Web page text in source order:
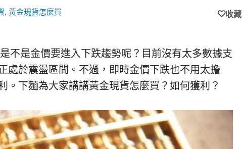
, 黃金現貨怎麼買 收藏
不是金價要進入下跌趨勢呢？目前沒有太多數據支
處於震盪區間。不過，即時金價下跌也不用太擔
。下麵為大家講講黃金現貨怎麼買？如何獲利？